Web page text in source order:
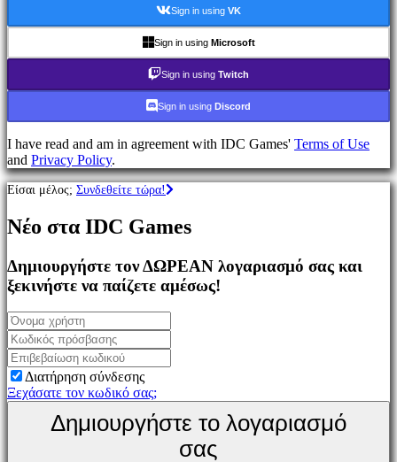
Παιχνίδια
Racing
Casual
Indie
Simulation
games
Puzzle
games
games
Κοινότητα
Παιχνίδι
Εκδηλώσεις
εντός
παιχνιδιού
Νέα
Μέσα
Μαζικής
Sign in using VK
Sign in using Microsoft
Sign in using Twitch
Sign in using Discord
I have read and am in agreement with IDC Games' Terms of Use
and Privacy Policy.
Είσαι μέλος; Συνδεθείτε τώρα!
Νέο στα IDC Games
Δημιουργήστε τον ΔΩΡΕΑΝ λογαριασμό σας και
ξεκινήστε να παίζετε αμέσως!
Διατήρηση σύνδεσης
Ξεχάσατε τον κωδικό σας;
Δημιουργήστε το λογαριασμό
σας